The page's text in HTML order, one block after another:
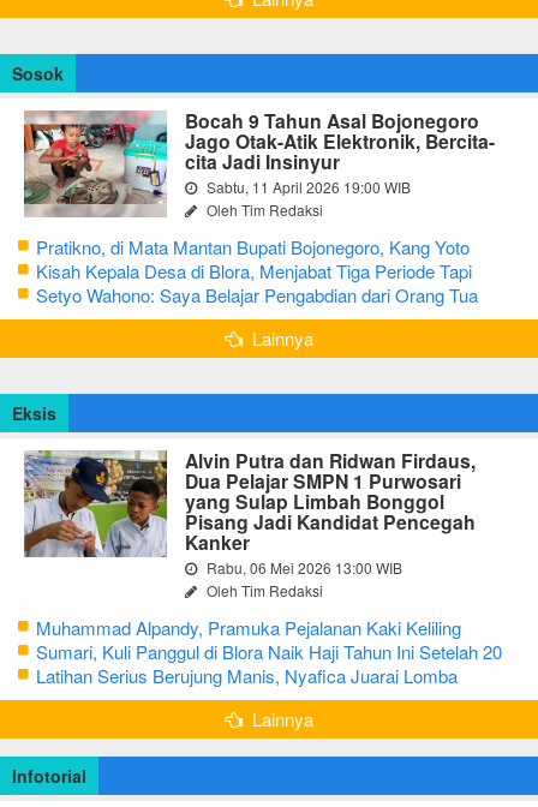
Sosok
Bocah 9 Tahun Asal Bojonegoro
Jago Otak-Atik Elektronik, Bercita-
cita Jadi Insinyur
Sabtu, 11 April 2026 19:00 WIB
Oleh Tim Redaksi
Pratikno, di Mata Mantan Bupati Bojonegoro, Kang Yoto
Kisah Kepala Desa di Blora, Menjabat Tiga Periode Tapi
Masih Hidup Sederhana
Setyo Wahono: Saya Belajar Pengabdian dari Orang Tua
Lainnya
Eksis
Alvin Putra dan Ridwan Firdaus,
Dua Pelajar SMPN 1 Purwosari
yang Sulap Limbah Bonggol
Pisang Jadi Kandidat Pencegah
Kanker
Rabu, 06 Mei 2026 13:00 WIB
Oleh Tim Redaksi
Muhammad Alpandy, Pramuka Pejalanan Kaki Keliling
Nusantara dengan Misi Literasi Budaya
Sumari, Kuli Panggul di Blora Naik Haji Tahun Ini Setelah 20
Tahun Sisihkan Uang Receh
Latihan Serius Berujung Manis, Nyafica Juarai Lomba
Bertutur tentang Nilai Hidup Orang Samin
Lainnya
Infotorial